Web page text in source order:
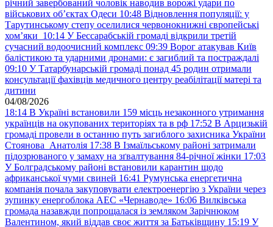
річний завербований чоловік наводив ворожі удари по
військових обʼєктах Одеси 10:48 Відновлення популяції: у
Тарутинському степу оселилися червонокнижні європейські
хом’яки 10:14 У Бессарабській громаді відкрили третій
сучасний водоочисний комплекс 09:39 Ворог атакував Київ
балістикою та ударними дронами: є загиблий та постраждалі
09:10 У Татарбунарській громаді понад 45 родин отримали
консультації фахівців медичного центру реабілітації матері та
дитини
04/08/2026
18:14 В Україні встановили 159 місць незаконного утримання
українців на окупованих територіях та в рф 17:52 В Арцизькій
громаді провели в останню путь загиблого захисника України
Стоянова Анатолія 17:38 В Ізмаїльському районі затримали
підозрюваного у замаху на зґвалтування 84-річної жінки 17:03
У Болградському районі встановили карантин щодо
африканської чуми свиней 16:41 Румунська енергетична
компанія почала закуповувати електроенергію з України через
зупинку енергоблока АЕС «Чернаводе» 16:06 Вилківська
громада назавжди попрощалася із земляком Зарічнюком
Валентином, який віддав своє життя за Батьківщину 15:19 У